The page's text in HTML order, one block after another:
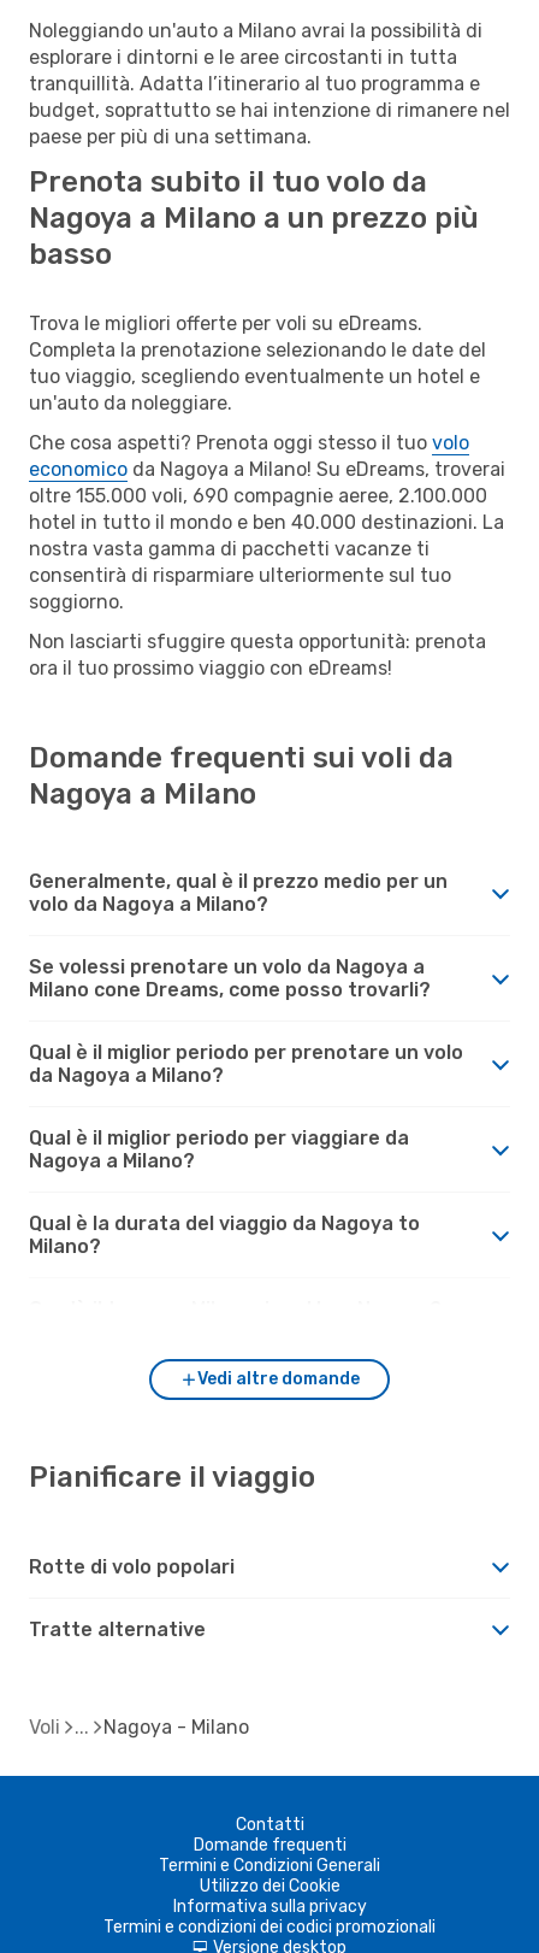
Noleggiando un'auto a Milano avrai la possibilità di
esplorare i dintorni e le aree circostanti in tutta
tranquillità. Adatta l’itinerario al tuo programma e
budget, soprattutto se hai intenzione di rimanere nel
paese per più di una settimana.
Prenota subito il tuo volo da
Nagoya a Milano a un prezzo più
basso
Trova le migliori offerte per voli su eDreams.
Completa la prenotazione selezionando le date del
tuo viaggio, scegliendo eventualmente un hotel e
un'auto da noleggiare.
Che cosa aspetti? Prenota oggi stesso il tuo volo
economico da Nagoya a Milano! Su eDreams, troverai
oltre 155.000 voli, 690 compagnie aeree, 2.100.000
hotel in tutto il mondo e ben 40.000 destinazioni. La
nostra vasta gamma di pacchetti vacanze ti
consentirà di risparmiare ulteriormente sul tuo
soggiorno.
Non lasciarti sfuggire questa opportunità: prenota
ora il tuo prossimo viaggio con eDreams!
Domande frequenti sui voli da
Nagoya a Milano
Generalmente, qual è il prezzo medio per un
volo da Nagoya a Milano?
Se volessi prenotare un volo da Nagoya a
Milano cone Dreams, come posso trovarli?
Qual è il miglior periodo per prenotare un volo
da Nagoya a Milano?
Qual è il miglior periodo per viaggiare da
Nagoya a Milano?
Qual è la durata del viaggio da Nagoya to
Milano?
Vedi altre domande
Pianificare il viaggio
Rotte di volo popolari
Tratte alternative
Voli Nagoya - Milano
Contatti
Domande frequenti
Termini e Condizioni Generali
Utilizzo dei Cookie
Informativa sulla privacy
Termini e condizioni dei codici promozionali
d Versione desktop